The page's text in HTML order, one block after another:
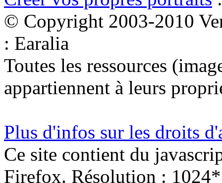
© Copyright 2003-2010
: Earalia
Toutes les ressources
appartiennent à leurs
Plus d'infos sur les droits
Ce site contient du
Firefox. Résolution :